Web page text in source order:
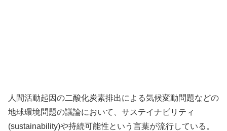
人間活動起因の二酸化炭素排出による気候変動問題などの
地球環境問題の議論において、サステイナビリティ
(sustainability)や持続可能性という言葉が流行している。